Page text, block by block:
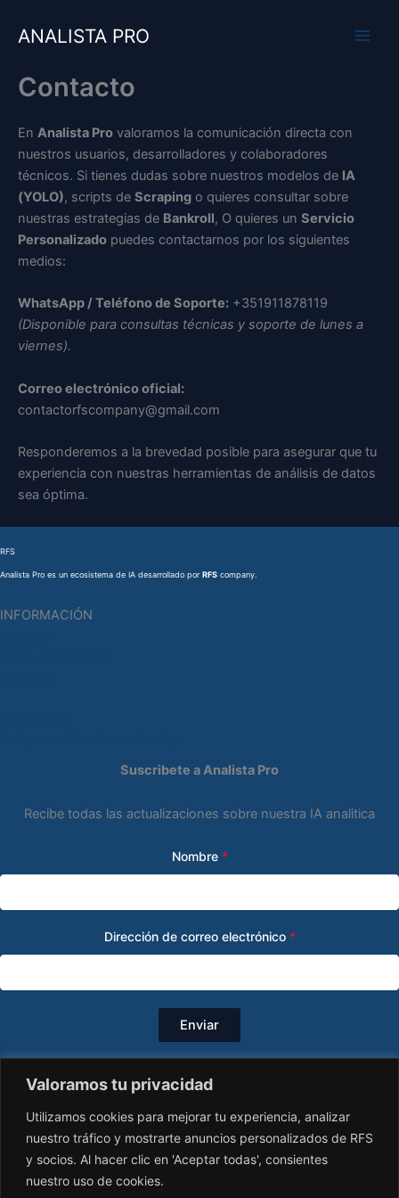
Valoramos tu privacidad
Utilizamos cookies para mejorar tu experiencia, analizar
nuestro tráfico y mostrarte anuncios personalizados de RFS
y socios. Al hacer clic en 'Aceptar todas', consientes
nuestro uso de cookies.
ANALISTA PRO
Contacto
En Analista Pro valoramos la comunicación directa con
nuestros usuarios, desarrolladores y colaboradores
técnicos. Si tienes dudas sobre nuestros modelos de IA
(YOLO), scripts de Scraping o quieres consultar sobre
nuestras estrategias de Bankroll, O quieres un Servicio
Personalizado puedes contactarnos por los siguientes
medios:
WhatsApp / Teléfono de Soporte: +351911878119
(Disponible para consultas técnicas y soporte de lunes a
viernes).
Correo electrónico oficial:
contactorfscompany@gmail.com
Responderemos a la brevedad posible para asegurar que tu
experiencia con nuestras herramientas de análisis de datos
sea óptima.
RFS
Analista Pro es un ecosistema de IA desarrollado porRFS company.
INFORMACIÓN
Suscribete a Analista Pro
Recibe todas las actualizaciones sobre nuestra IA analitica
Nombre *
Dirección de correo electrónico *
Enviar